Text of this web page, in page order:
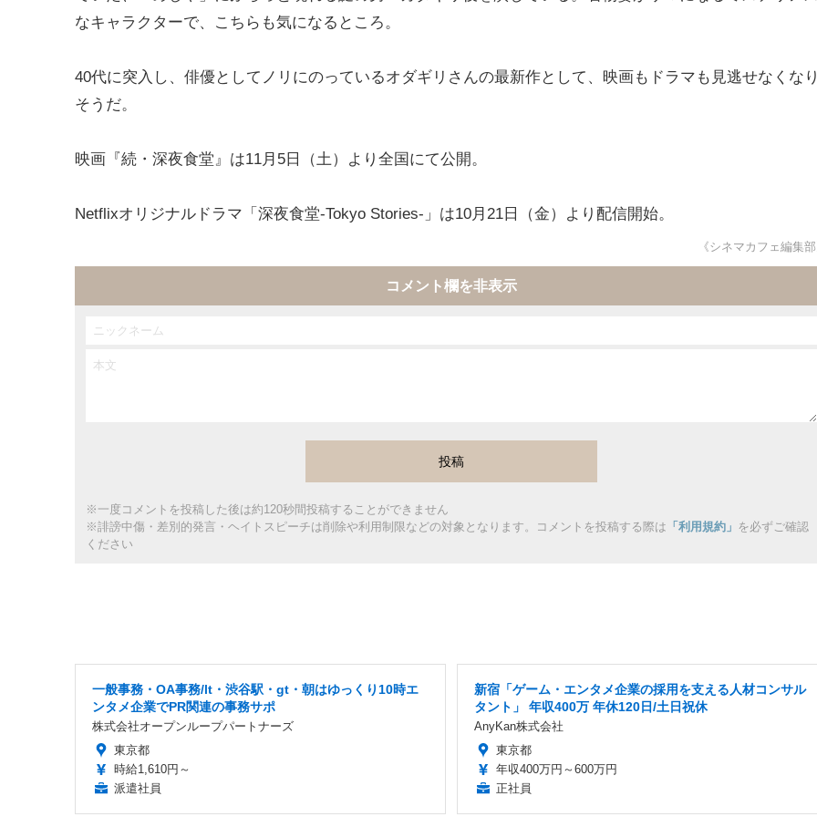
なキャラクターで、こちらも気になるところ。
40代に突入し、俳優としてノリにのっているオダギリさんの最新作として、映画もドラマも見逃せなくな
そうだ。
映画『続・深夜食堂』は11月5日（土）より全国にて公開。
Netflixオリジナルドラマ「深夜食堂-Tokyo Stories-」は10月21日（金）より配信開始。
《シネマカフェ編集
コメント欄を非表示
※一度コメントを投稿した後は約120秒間投稿することができません
※誹謗中傷・差別的発言・ヘイトスピーチは削除や利用制限などの対象となります。コメントを投稿する際は 「利用規約」 を必ずご確認
ください
一般事務・OA事務/lt・渋谷駅・gt・朝はゆっくり10時エ
ンタメ企業でPR関連の事務サポ
株式会社オープンループパートナーズ
東京都
時給1,610円～
派遣社員
新宿「ゲーム・エンタメ企業の採用を支える人材コンサル
タント」 年収400万 年休120日/土日祝休
AnyKan株式会社
東京都
年収400万円～600万円
正社員